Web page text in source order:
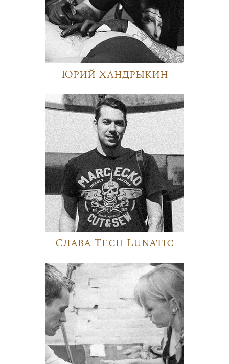
Юрий Хандрыкин
Слава Tech Lunatic